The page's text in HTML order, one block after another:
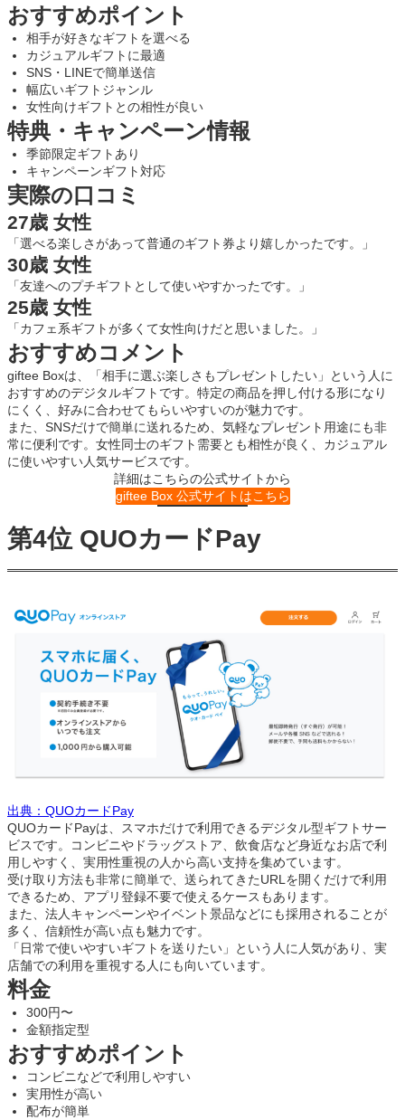
おすすめポイント
相手が好きなギフトを選べる
カジュアルギフトに最適
SNS・LINEで簡単送信
幅広いギフトジャンル
女性向けギフトとの相性が良い
特典・キャンペーン情報
季節限定ギフトあり
キャンペーンギフト対応
実際の口コミ
27歳 女性
「選べる楽しさがあって普通のギフト券より嬉しかったです。」
30歳 女性
「友達へのプチギフトとして使いやすかったです。」
25歳 女性
「カフェ系ギフトが多くて女性向けだと思いました。」
おすすめコメント
giftee Boxは、「相手に選ぶ楽しさもプレゼントしたい」という人に
おすすめのデジタルギフトです。特定の商品を押し付ける形になり
にくく、好みに合わせてもらいやすいのが魅力です。
また、SNSだけで簡単に送れるため、気軽なプレゼント用途にも非
常に便利です。女性同士のギフト需要とも相性が良く、カジュアル
に使いやすい人気サービスです。
詳細はこちらの公式サイトから
giftee Box 公式サイトはこちら
第4位 QUOカードPay
出典：QUOカードPay
QUOカードPayは、スマホだけで利用できるデジタル型ギフトサー
ビスです。コンビニやドラッグストア、飲食店など身近なお店で利
用しやすく、実用性重視の人から高い支持を集めています。
受け取り方法も非常に簡単で、送られてきたURLを開くだけで利用
できるため、アプリ登録不要で使えるケースもあります。
また、法人キャンペーンやイベント景品などにも採用されることが
多く、信頼性が高い点も魅力です。
「日常で使いやすいギフトを送りたい」という人に人気があり、実
店舗での利用を重視する人にも向いています。
料金
300円〜
金額指定型
おすすめポイント
コンビニなどで利用しやすい
実用性が高い
配布が簡単